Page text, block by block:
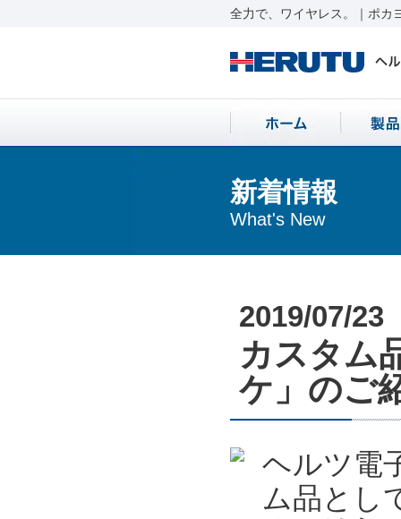
全力で、ワイヤレス。｜ポカ
新着情報
What's New
2019/07/23
カスタム
ケ」のご
ヘルツ電
ム品とし